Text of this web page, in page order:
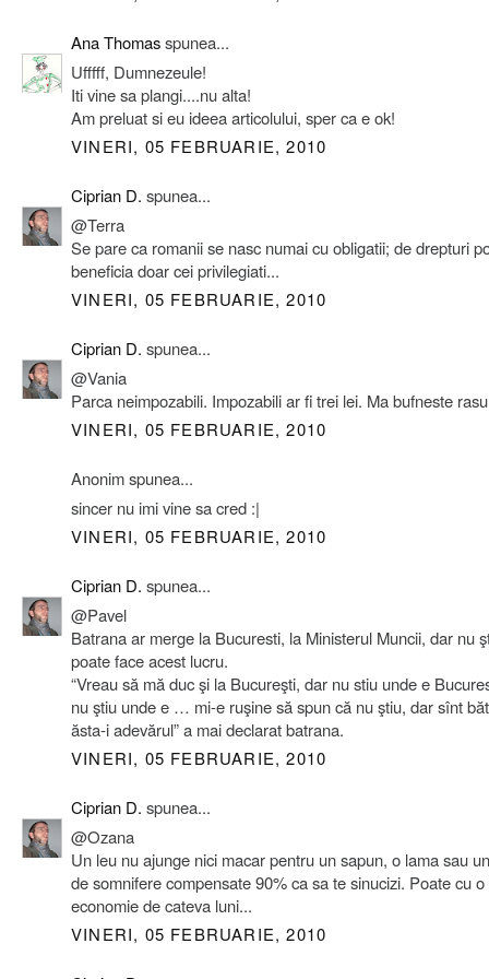
Ana Thomasspunea...
Ufffff, Dumnezeule!
Iti vine sa plangi....nu alta!
Am preluat si eu ideea articolului, sper ca e ok!
VINERI, 05 FEBRUARIE, 2010
Ciprian D. spunea...
@Terra
Se pare ca romanii se nasc numai cu obligatii; de drepturi
beneficia doar cei privilegiati...
VINERI, 05 FEBRUARIE, 2010
Ciprian D. spunea...
@Vania
Parca neimpozabili. Impozabili ar fi trei lei. Ma bufneste
VINERI, 05 FEBRUARIE, 2010
Anonim spunea...
sincer nu imi vine sa cred :|
VINERI, 05 FEBRUARIE, 2010
Ciprian D. spunea...
@Pavel
Batrana ar merge la Bucuresti, la Ministerul Muncii, dar nu
poate face acest lucru.
“Vreau să mă duc şi la Bucureşti, dar nu stiu unde e
nu ştiu unde e … mi-e ruşine să spun că nu ştiu, dar sînt
ăsta-i adevărul” a mai declarat batrana.
VINERI, 05 FEBRUARIE, 2010
Ciprian D. spunea...
@Ozana
Un leu nu ajunge nici macar pentru un sapun, o lama sau
de somnifere compensate 90% ca sa te sinucizi. Poate cu o
economie de cateva luni...
VINERI, 05 FEBRUARIE, 2010